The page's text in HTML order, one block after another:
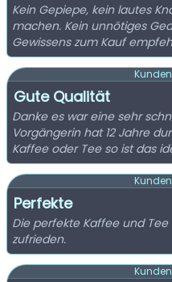
Kein Gepiepe, kein lautes
machen. Kein unnötiges
Gewissens zum Kauf
Gute Qualität
Danke es war eine sehr
Vorgängerin hat 12 Jahre
Kaffee oder Tee so ist das
Perfekte
Die perfekte Kaffee und
zufrieden.